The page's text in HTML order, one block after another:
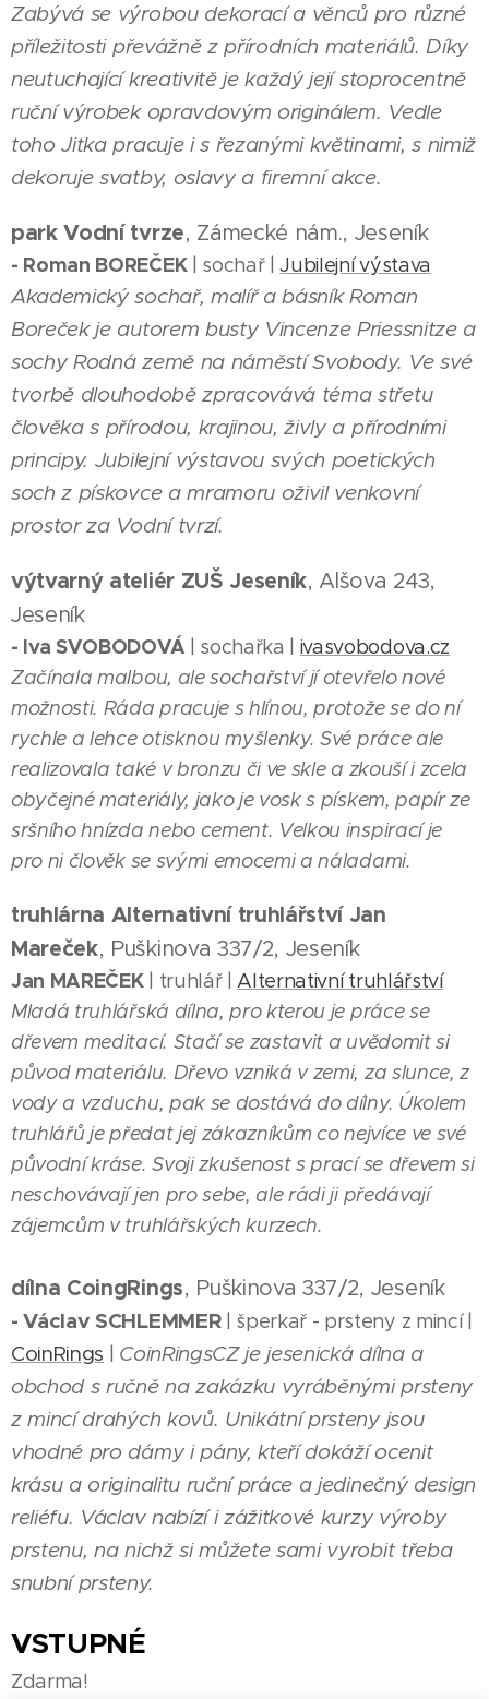
Zabývá se výrobou dekorací a věnců pro různé
příležitosti převážně z přírodních materiálů. Díky
neutuchající kreativitě je každý její stoprocentně
ruční výrobek opravdovým originálem. Vedle
toho Jitka pracuje i s řezanými květinami, s nimiž
dekoruje svatby, oslavy a firemní akce.
park Vodní tvrze, Zámecké nám., Jeseník
- Roman BOREČEK | sochař |Jubilejní výstava
Akademický sochař, malíř a básník Roman
Boreček je autorem busty Vincenze Priessnitze a
sochy Rodná země na náměstí Svobody. Ve své
tvorbě dlouhodobě zpracovává téma střetu
člověka s přírodou, krajinou, živly a přírodními
principy. Jubilejní výstavou svých poetických
soch z pískovce a mramoru oživil venkovní
prostor za Vodní tvrzí.
výtvarný ateliér ZUŠ Jeseník, Alšova 243,
Jeseník
- Iva SVOBODOVÁ | sochařka | ivasvobodova.cz
Začínala malbou, ale sochařství jí otevřelo nové
možnosti. Ráda pracuje s hlínou, protože se do ní
rychle a lehce otisknou myšlenky. Své práce ale
realizovala také v bronzu či ve skle a zkouší i zcela
obyčejné materiály, jako je vosk s pískem, papír ze
sršního hnízda nebo cement. Velkou inspirací je
pro ni člověk se svými emocemi a náladami.
truhlárna Alternativní truhlářství Jan
Mareček, Puškinova 337/2, Jeseník
Jan MAREČEK| truhlář |Alternativní truhlářství
Mladá truhlářská dílna, pro kterou je práce se
dřevem meditací. Stačí se zastavit a uvědomit si
původ materiálu. Dřevo vzniká v zemi, za slunce, z
vody a vzduchu, pak se dostává do dílny. Úkolem
truhlářů je předat jej zákazníkům co nejvíce ve své
původní kráse. Svoji zkušenost s prací se dřevem si
neschovávají jen pro sebe, ale rádi ji předávají
zájemcům v truhlářských kurzech.
dílna CoingRings, Puškinova 337/2, Jeseník
- Václav SCHLEMMER| šperkař - prsteny z mincí |
CoinRings
CoinRingsCZ je jesenická dílna a
obchod s ručně na zakázku vyráběnými prsteny
z mincí drahých kovů. Unikátní prsteny jsou
vhodné pro dámy i pány, kteří dokáží ocenit
krásu a originalitu ruční práce a jedinečný design
reliéfu. Václav nabízí i zážitkové kurzy výroby
prstenu, na nichž si můžete sami vyrobit třeba
snubní prsteny.
VSTUPNÉ
Zdarma!